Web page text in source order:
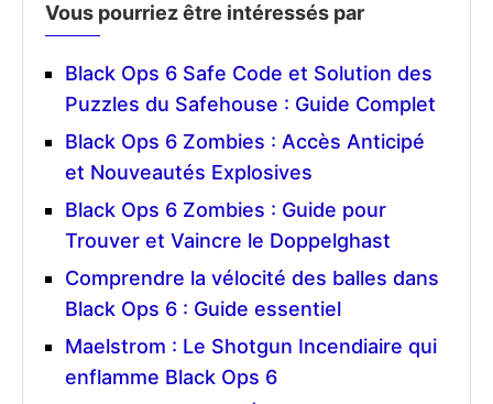
Vous pourriez être intéressés par
Black Ops 6 Safe Code et Solution des
Puzzles du Safehouse : Guide Complet
Black Ops 6 Zombies : Accès Anticipé
et Nouveautés Explosives
Black Ops 6 Zombies : Guide pour
Trouver et Vaincre le Doppelghast
Comprendre la vélocité des balles dans
Black Ops 6 : Guide essentiel
Maelstrom : Le Shotgun Incendiaire qui
enflamme Black Ops 6